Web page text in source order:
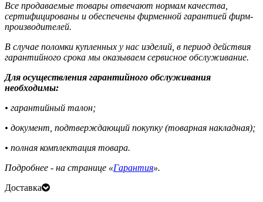
Все продаваемые товары отвечают нормам качества,
сертифицированы и обеспечены фирменной гарантией фирм-
производителей.
В случае поломки купленных у нас изделий, в период действия
гарантийного срока мы оказываем сервисное обслуживание.
Для осуществления гарантийного обслуживания
необходимы:
• гарантийный талон;
• документ, подтверждающий покупку (товарная накладная);
• полная комплектация товара.
Подробнее - на странице «Гарантия».
Доставка